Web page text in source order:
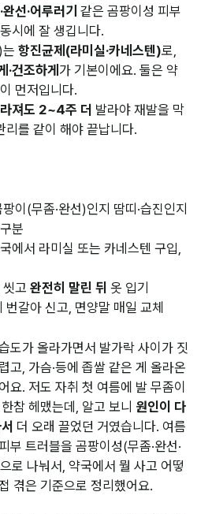
완선·어루러기 같은 곰팡이성 피부
시에 잘 생깁니다.
항진균제(라미실·카네스텐)로,
·건조하게 가 기본이에요. 둘은 약
먼저입니다.
져도 2~4주 더 발라야 재발을 막
리를 같이 해야 끝납니다.
이(무좀·완선)인지 땀띠·습진인지
분
에서 라미실 또는 카네스텐 구입,
고 완전히 말린 뒤 옷 입기
갈아 신고, 면양말 매일 교체
도가 올라가면서 발가락 사이가 짓
고, 가슴·등에 좁쌀 같은 게 올라온
요. 저도 자취 첫 여름에 발 무좀이
참 헤맸는데, 알고 보니 원인이 다
더 오래 끌었던 거였습니다. 여름
부 트러블을 곰팡이성(무좀·완선·
로 나눠서, 약국에서 뭘 사고 어떻
겪은 기준으로 정리했어요.